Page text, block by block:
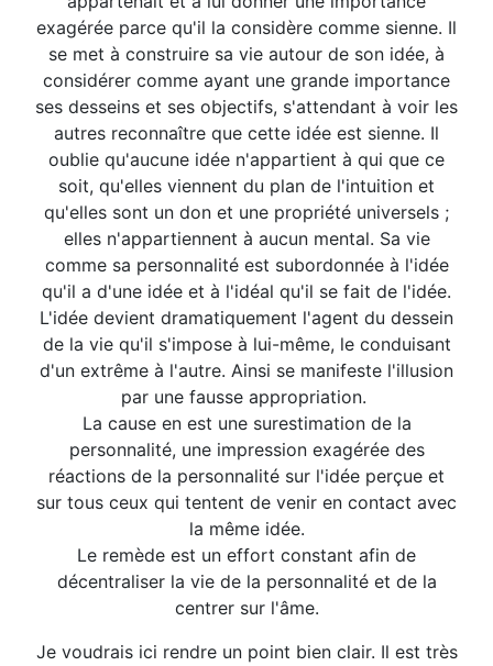
exagérée parce qu'il la considère comme sienne. Il
se met à construire sa vie autour de son idée, à
considérer comme ayant une grande importance
ses desseins et ses objectifs, s'attendant à voir les
autres reconnaître que cette idée est sienne. Il
oublie qu'aucune idée n'appartient à qui que ce
soit, qu'elles viennent du plan de l'intuition et
qu'elles sont un don et une propriété universels ;
elles n'appartiennent à aucun mental. Sa vie
comme sa personnalité est subordonnée à l'idée
qu'il a d'une idée et à l'idéal qu'il se fait de l'idée.
L'idée devient dramatiquement l'agent du dessein
de la vie qu'il s'impose à lui-même, le conduisant
d'un extrême à l'autre. Ainsi se manifeste l'illusion
par une fausse appropriation.
La cause en est une surestimation de la
personnalité, une impression exagérée des
réactions de la personnalité sur l'idée perçue et
sur tous ceux qui tentent de venir en contact avec
la même idée.
Le remède est un effort constant afin de
décentraliser la vie de la personnalité et de la
centrer sur l'âme.
Je voudrais ici rendre un point bien clair. Il est très